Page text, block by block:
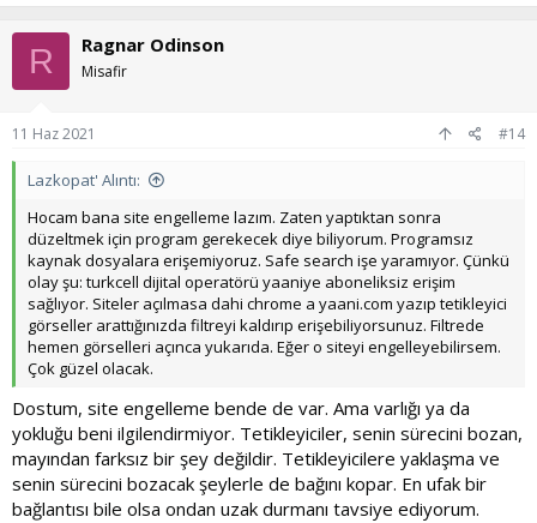
p
k
i
l
e
:
R Ragnar Odinson
Misafir
11 Haz 2021 #14
Lazkopat' Alıntı:
Hocam bana site engelleme lazım. Zaten yaptıktan sonra
düzeltmek için program gerekecek diye biliyorum. Programsız
kaynak dosyalara erişemiyoruz. Safe search işe yaramıyor. Çünkü
olay şu: turkcell dijital operatörü yaaniye aboneliksiz erişim
sağlıyor. Siteler açılmasa dahi chrome a yaani.com yazıp tetikleyici
görseller arattığınızda filtreyi kaldırıp erişebiliyorsunuz. Filtrede
hemen görselleri açınca yukarıda. Eğer o siteyi engelleyebilirsem.
Çok güzel olacak.
Dostum, site engelleme bende de var. Ama varlığı ya da
yokluğu beni ilgilendirmiyor. Tetikleyiciler, senin sürecini bozan,
mayından farksız bir şey değildir. Tetikleyicilere yaklaşma ve
senin sürecini bozacak şeylerle de bağını kopar. En ufak bir
bağlantısı bile olsa ondan uzak durmanı tavsiye ediyorum.